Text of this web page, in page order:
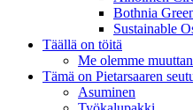
Bothnia
Sustainable
Täällä on töitä
Me olemme
Tämä on Pietarsaaren
Asuminen